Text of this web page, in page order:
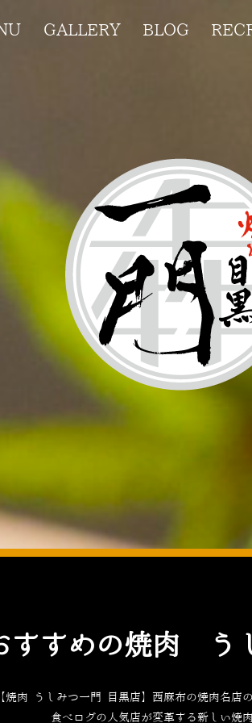
GALLERY BLOG
すすめの焼肉 う
焼肉 うしみつ一門 目黒店】西麻布の焼肉名店
食べログの人気店が変革する新しい焼